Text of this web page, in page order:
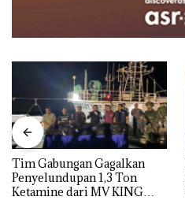
Tim Gabungan Gagalkan
Penyelundupan 1,3 Ton
Ketamine dari MV KING